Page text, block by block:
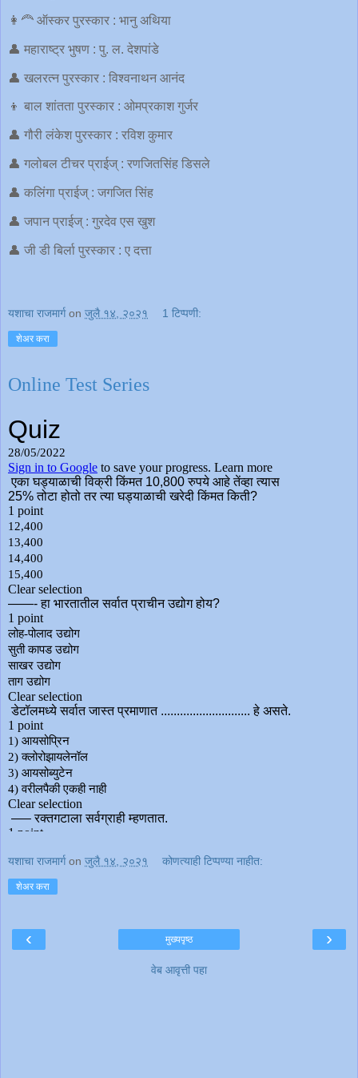
👩‍🦰 ऑस्कर पुरस्कार : भानु अथिया
👤 महाराष्ट्र भुषण : पु. ल. देशपांडे
👤 खलरत्न पुरस्कार : विश्वनाथन आनंद
👦 बाल शांतता पुरस्कार : ओमप्रकाश गुर्जर
👤 गौरी लंकेश पुरस्कार : रविश कुमार
👤 गलोबल टीचर प्राईज् : रणजितसिंह डिसले
👤 कलिंगा प्राईज् : जगजित सिंह
👤 जपान प्राईज् : गुरदेव एस खुश
👤 जी डी बिर्ला पुरस्कार : ए दत्ता
यशाचा राजमार्ग on जुलै १४, २०२१ 1 टिप्पणी:
शेअर करा
Online Test Series
यशाचा राजमार्ग on जुलै १४, २०२१ कोणत्याही टिप्पण्‍या नाहीत:
शेअर करा
‹ ›
मुख्यपृष्ठ
वेब आवृत्ती पहा